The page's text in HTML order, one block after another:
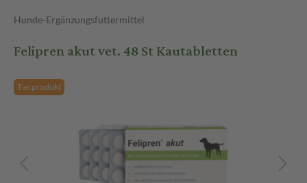
Hunde-Ergänzungsfuttermittel
Felipren akut vet. 48 St Kautabletten
Tierprodukt